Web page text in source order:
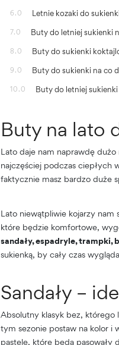
6.0 Letnie kozaki do
7.0 Buty do letniej sukienki
8.0 Buty do sukienki
9.0 Buty do sukienki na co
10.0 Buty do letniej
Buty na lato
Lato daje nam naprawdę
najczęściej podczas ciepłych
faktycznie masz bardzo duże
Lato niewątpliwie kojarzy
które będzie komfortowe,
sandały, espadryle, trampki,
sukienką, by cały czas
Sandały –
Absolutny klasyk bez, którego
tym sezonie postaw na kolor i
pastele, które będą pasowały